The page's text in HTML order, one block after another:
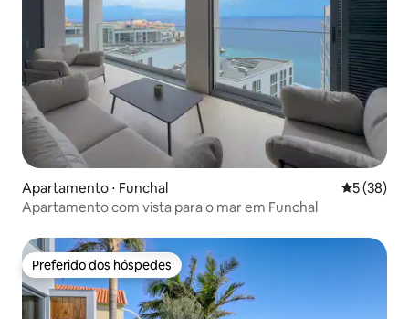
Apartamento ⋅ Funchal 5 de uma
5 (38)
Apartamento com vista para o mar em Funchal
Preferido dos hóspedes
Preferido dos hóspedes